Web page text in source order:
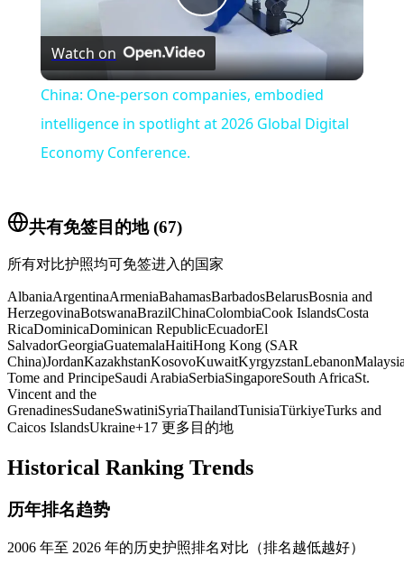
Play
Video
Watch on
China: One-person companies, embodied
intelligence in spotlight at 2026 Global Digital
Economy Conference.
共有免签目的地(67)
所有对比护照均可免签进入的国家
AlbaniaArgentinaArmeniaBahamasBarbadosBelarusBosnia and
HerzegovinaBotswanaBrazilChinaColombiaCook IslandsCosta
RicaDominicaDominican RepublicEcuadorEl
SalvadorGeorgiaGuatemalaHaitiHong Kong (SAR
China)JordanKazakhstanKosovoKuwaitKyrgyzstanLebanon
Tome and PrincipeSaudi ArabiaSerbiaSingaporeSouth AfricaSt.
Vincent and the
GrenadinesSudaneSwatiniSyriaThailandTunisiaTürkiyeTurks and
Caicos IslandsUkraine+17 更多目的地
Historical Ranking Trends
历年排名趋势
2006 年至 2026 年的历史护照排名对比（排名越低越好）